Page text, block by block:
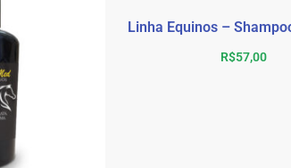
Linha Equinos –
R$57,00